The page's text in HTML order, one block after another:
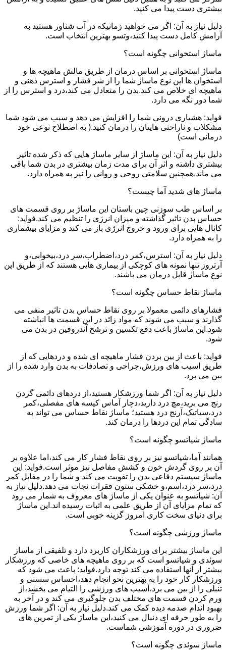
بیشتری دست پیدا می کنید.
دلیل نیاز به آن: اگر می خواهید زمانیکه در آب شناور هستید به
آرامش کامل دست پیدا کنید،وتسو بهترین انتخاب است.
ماساژ استخوانی چگونه است؟
ماساژ استخوانی بر اساس درمان از طریق مالش ماهیچه ها و
استخوان ها این نوع ماساژ شما را از شر فشار و استرس ذهنی و
ماهیچه ای خلاص می کند.بدن را متعادل می کند،درد و استرس را از
شما دور نگه می دارد.
فواید: هشیاری درونی شما را افزایش می دهد و سبب می شود شما
مشکلات و ناراحتی هایتان را درمان کنید.( به اصطلاح نوعی خود
درمانی است)
دلیل نیاز به آن: این ماساژ از سایر ماساژ هایی که ذکر شده تاثیر
بیشتری داشته و اثر آن برای مدت زمان بیشتری در بدن شما باقی
می ماند.همچنین سلامتی روحی و روانی را نیز به همراه دارد.
ماساژ های شدید آما چیست؟
بر اساس طب سوزنی چین باستان این ماساژ بر روی قسمت های
حساس بدن تاثیر گذاشته و میزان انرژی را تنظیم می کند.فواید:
کانال هایی برای ورود و خروج انرژی باز می کند و مزایای بیشماری
را به همراه دارد.
دلیل نیاز به آن: استرس،کمر درد،اضطراب،سر درد،بیخوابی،و
آرتروز تنها نمونه های کوچکی از بیماری هایی هستند که از طریق این
نوع ماساژ قابل درمان می باشند.
ماساژ نقاط حساس چگونه است؟
فشارهای دائمی معمولا بر روی نقاط حساس بدن تاثیر منفی می
گذارند و سبب می شوند که مواد زائد در این قسمت ها انباشته
شود.این ماساژ باعث دفع تکسین و ترشح آندروفین در بدن می
شود.
فواید: باعث از بین بردن فشار ماهیچه ای شده و دردهایی که از
طریق اسیب های ورزش،جراحی و تصادفات به بدن وارد شده را از
بین می برد.
دلیل نیاز به آن: اگر شما ورزشکار هستید،از دردهای دائمی گردن
رنج می برید،مچ درد دارید،دچار آماس کیسه های مفصلی،کمر
درد،سیاتیک،آرنج درد هستید؛ ماساژ نقاط حساس می تواند به
سادگی تمام این دردها را درمان کند.
ماساژ شیاتسو چگونه است؟
همانند آما،شیاتسو نیز بر روی نقاط فشار کار می کند،اما علاوه بر
آن بر روی گردش خون و کشش مفاصل نیز موثر است.فواید: این
ماساژ سیستم دفاعی بدن را تقویت می کند و شما را در مقابل کمر
درد،سر درد،اسم،و خشکی ستون فقرات نجات می دهد.دلیل نیاز به
آن: شیاتسو به عنوان یکی از ماساژ های معروف به شمار می رود
که تمام مزایای آن از طریق علمی به اثبات رسیده اند.این ماساژ
برای دنیای سخت کاری امروز گزینه خوبی است.
ماساژ ورزشی چگونه است؟
این ماساژ بیشتر برای ورزشکاران کاربرد دارد و تلفیقی از ماساز
سوئدی و شیاتسو است که بر روی ماهیچه های خاصی که ورزشکار
بیشتر از آنها استفاده می کند توجه دارد.فواید: باعث می شود که
ورزشکار کار خود را به بهترین نحو انجام دهد،احساس سستی و
تنبلی را از بین می برد،آسیب های ورزشی را التیام می بخشد،از
ورم کردن قسمت های مختلف بدن جلوگیری می کند و در آخر به
بهبود اندام صدمه دیده کمک می کند.دلیل نیاز به آن: اگر شما ورزش
را به طور حرفه ای دنبال می کنید،این ماساژ یکی از تمرین های
ضروری در دوره آموزشی شماست.
ماساژ سوئدی چگونه است؟